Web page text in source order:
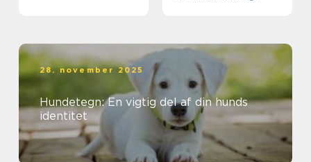
28. november 2025
Hundetegn: En vigtig del af din hunds
identitet